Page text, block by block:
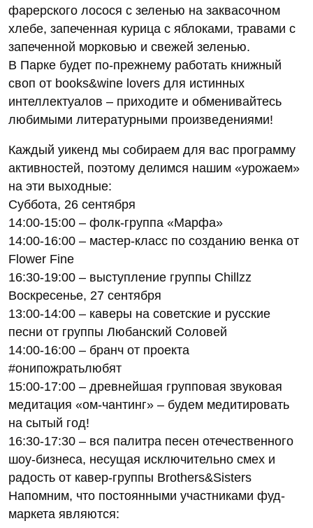
фарерского лосося с зеленью на заквасочном
хлебе, запеченная курица с яблоками, травами с
запеченной морковью и свежей зеленью.
В Парке будет по-прежнему работать книжный
своп от books&wine lovers для истинных
интеллектуалов – приходите и обменивайтесь
любимыми литературными произведениями!
Каждый уикенд мы собираем для вас программу
активностей, поэтому делимся нашим «урожаем»
на эти выходные:
Суббота, 26 сентября
14:00-15:00 – фолк-группа «Марфа»
14:00-16:00 – мастер-класс по созданию венка от
Flower Fine
16:30-19:00 – выступление группы Chillzz
Воскресенье, 27 сентября
13:00-14:00 – каверы на советские и русские
песни от группы Любанский Соловей
14:00-16:00 – бранч от проекта
#онипожратьлюбят
15:00-17:00 – древнейшая групповая звуковая
медитация «ом-чантинг» – будем медитировать
на сытый год!
16:30-17:30 – вся палитра песен отечественного
шоу-бизнеса, несущая исключительно смех и
радость от кавер-группы Brothers&Sisters
Напомним, что постоянными участниками фуд-
маркета являются: